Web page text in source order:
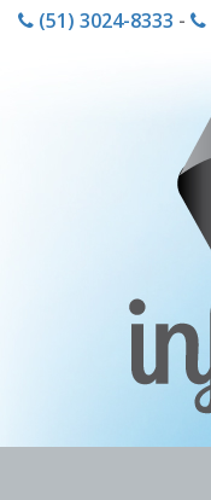
(51) 3024-8333 -